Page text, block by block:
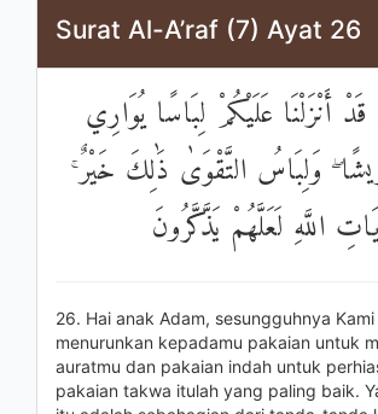
Surat Al-A’raf (7) Ayat 26
أَنْزَلْنَا عَلَيْكُمْ لِبَاسًا يُوَارِي
وَلِبَاسُ التَّقْوَىٰ ذَٰلِكَ خَيْرٌ
اللَّهِ لَعَلَّهُمْ يَذَّكَّرُونَ
26. Hai anak Adam, sesungguhnya
menurunkan kepadamu pakaian untuk
auratmu dan pakaian indah untuk
pakaian takwa itulah yang paling baik.